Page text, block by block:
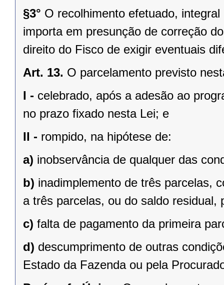
§3° O recolhimento efetuado,
importa em presunção de correção
direito do Fisco de exigir eventuais
Art. 13. O parcelamento previsto
I - celebrado, após a adesão ao
no prazo fixado nesta Lei; e
II - rompido, na hipótese de:
a) inobservância de qualquer das
b) inadimplemento de três parcelas,
a três parcelas, ou do saldo
c) falta de pagamento da primeira
d) descumprimento de outras
Estado da Fazenda ou pela